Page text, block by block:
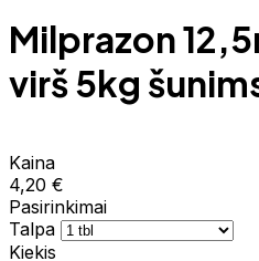
Milprazon
virš 5kg
Kaina
4,20 €
Pasirinkimai
Talpa
Kiekis